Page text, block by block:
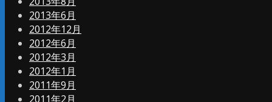
2013年6月
2012年12月
2012年6月
2012年3月
2012年1月
2011年9月
2011年2月